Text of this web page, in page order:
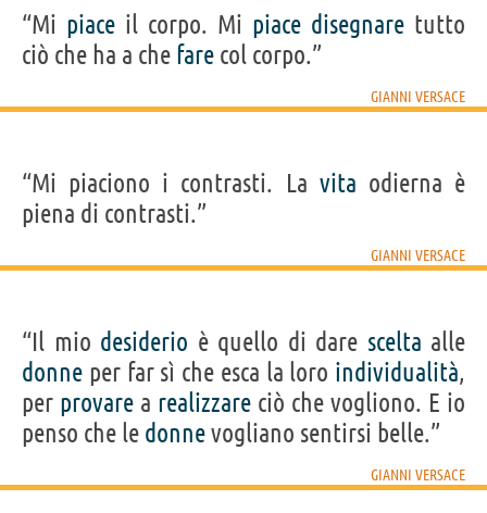
“Mi piace il corpo. Mi piace disegnare tutto
ciò che ha a che fare col corpo.”
GIANNI VERSACE
“Mi piaciono i contrasti. La vita odierna è
piena di contrasti.”
GIANNI VERSACE
“Il mio desiderio è quello di dare scelta alle
donne per far sì che esca la loro individualità,
per provare a realizzare ciò che vogliono. E io
penso che le donnevogliano sentirsi belle.”
GIANNI VERSACE